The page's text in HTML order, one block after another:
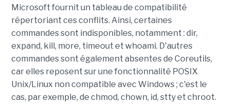
Microsoft fournit un tableau de compatibilité
répertoriant ces conflits. Ainsi, certaines
commandes sont indisponibles, notamment : dir,
expand, kill, more, timeout et whoami. D'autres
commandes sont également absentes de Coreutils,
car elles reposent sur une fonctionnalité POSIX
Unix/Linux non compatible avec Windows ; c'est le
cas, par exemple, de chmod, chown, id, stty et chroot.